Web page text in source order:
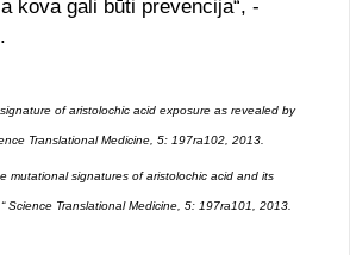
kova gali būti prevencija“, -
of aristolochic acid exposure as revealed by
Translational Medicine, 5: 197ra102, 2013.
mutational signatures of aristolochic acid and its
Science Translational Medicine, 5: 197ra101, 2013.